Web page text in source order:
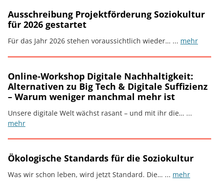
Ausschreibung Projektförderung Soziokultur
für 2026 gestartet
Für das Jahr 2026 stehen voraussichtlich wieder… ... mehr
Online-Workshop Digitale Nachhaltigkeit:
Alternativen zu Big Tech & Digitale Suffizienz
– Warum weniger manchmal mehr ist
Unsere digitale Welt wächst rasant – und mit ihr die… ...
mehr
Ökologische Standards für die Soziokultur
Was wir schon leben, wird jetzt Standard. Die… ... mehr